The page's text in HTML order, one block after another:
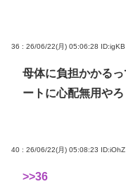
36 : 26/06/22(月) 05:06:28 ID:igKB
母体に負担かかる
ートに心配無用やろ
40 : 26/06/22(月) 05:08:23 ID:iOhZ
>>36